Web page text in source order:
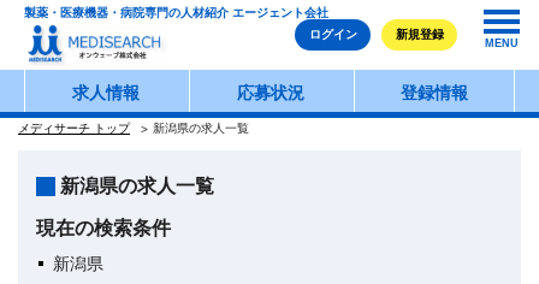
製薬・医療機器・病院専門の人材紹介 エージェント会社
ログイン
新規登録
MENU
求人情報 応募状況 登録情報
メディサーチ トップ 新潟県の求人一覧
新潟県の求人一覧
現在の検索条件
新潟県